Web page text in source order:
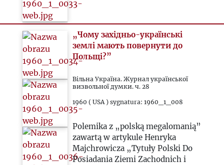
„Чому західньо-українські
землі мають повернути до
Польщі?”
Вільна Україна. Журнал української
визвольної думки. ч. 28
1960 ( USA ) sygnatura: 1960_1_008
Polemika z „polską megalomanią”
zawartą w artykule Henryka
Majchrowicza „Tytuły Polski Do
Posiadania Ziemi Zachodnich i